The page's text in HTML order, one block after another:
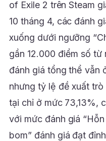
of Exile 2 trên Steam
10 tháng 4, các đánh
xuống dưới ngưỡng
gần 12.000 điểm số
đánh giá tổng thể vẫn
nhưng tỷ lệ đề xuất
tại chỉ ở mức 73,13%,
với mức đánh giá
bom” đánh giá đạt